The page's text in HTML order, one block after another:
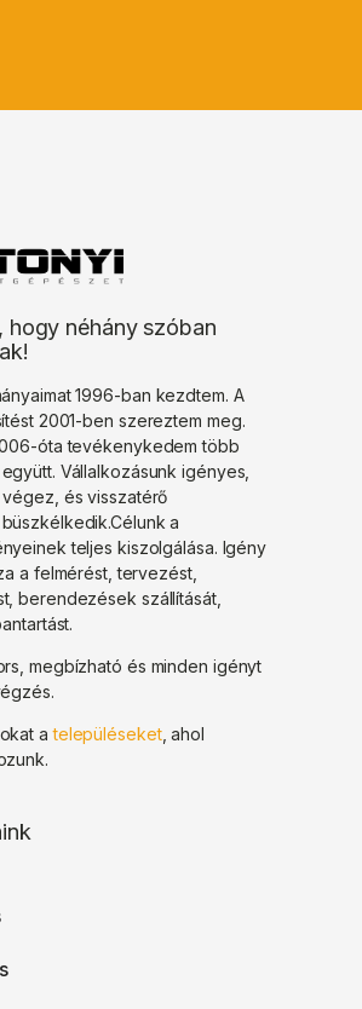
hogy néhány szóban
1996-ban kezdtem. A
2001-ben szereztem meg.
óta tevékenykedem több
Vállalkozásunk igényes,
végez, és visszatérő
a
teljes kiszolgálása. Igény
a felmérést, tervezést,
berendezések szállítását,
megbízható és minden igényt
atelepüléseket, ahol